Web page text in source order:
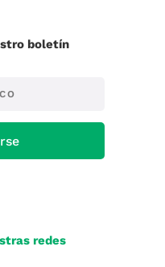
boletín
redes